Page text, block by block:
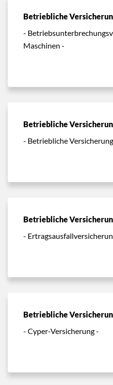
Betriebliche
-
Maschinen -
Betriebliche
- Betriebliche
Betriebliche
-
Betriebliche
- Cyper-Versicherung -